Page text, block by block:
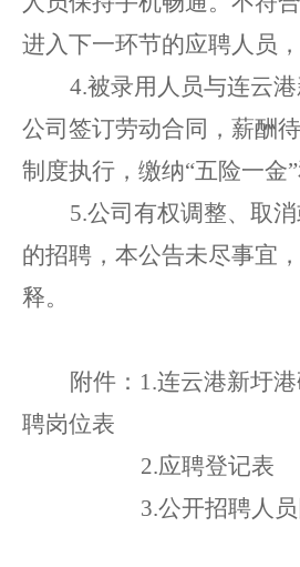
进入下一环节的应聘人员
4.被录用人员与连云
公司 签订劳动合同，薪酬
制度执行，缴纳“五险一金
5.公司有权调整、取
的招聘，本公告未尽事宜
释。
附件： 1.连云港新圩
聘岗位表
2.应聘登记表
3.公开招聘人